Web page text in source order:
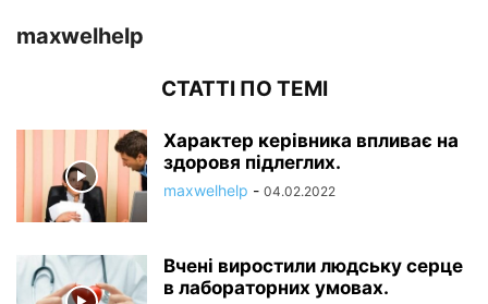
maxwelhelp
СТАТТІ ПО ТЕМІ
Характер керівника впливає на
здоровя підлеглих.
maxwelhelp - 04.02.2022
Вчені виростили людську серце
в лабораторних умовах.